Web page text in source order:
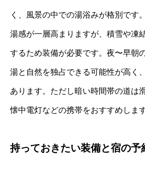
く、風景の中での湯浴みが格別です
湯感が一層高まりますが、積雪や凍
するため装備が必要です。夜〜早朝
湯と自然を独占できる可能性が高く
あります。ただし暗い時間帯の道は
懐中電灯などの携帯をおすすめします
持っておきたい装備と宿の予